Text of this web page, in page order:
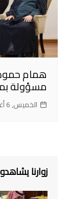
همام
مسؤولة
الخميس, 6 أغسطس 2026, 22:57
زوارنا